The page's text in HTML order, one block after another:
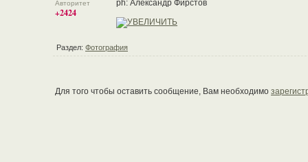
Авторитет
+2424
ph: Александр Фирстов
Раздел: Фотография
Для того чтобы оставить сообщение, Вам необходимо